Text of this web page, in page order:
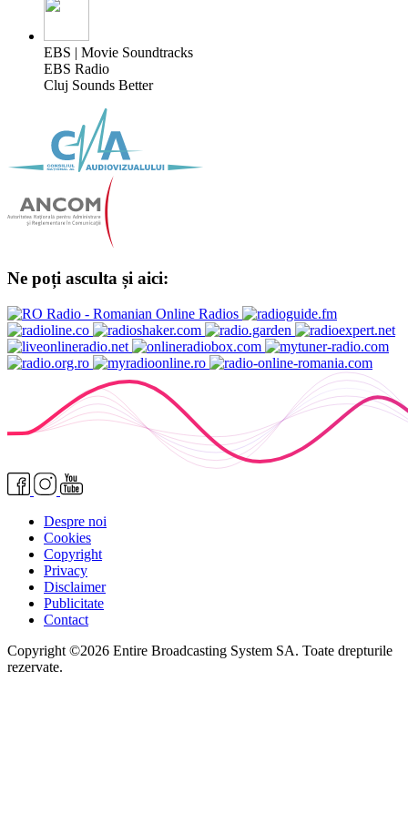
EBS | Movie Soundtracks
EBS Radio
Cluj Sounds Better
Ne poți asculta și aici:
Despre noi
Cookies
Copyright
Privacy
Disclaimer
Publicitate
Contact
Copyright ©2026 Entire Broadcasting System SA. Toate drepturile
rezervate.